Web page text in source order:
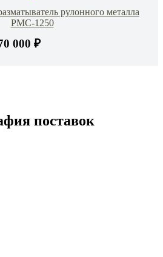
рулонного металла
РМС-1250
000 ₽
поставок